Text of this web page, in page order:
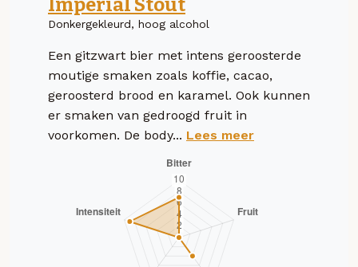
Imperial Stout
Donkergekleurd, hoog alcohol
Een gitzwart bier met intens geroosterde
moutige smaken zoals koffie, cacao,
geroosterd brood en karamel. Ook kunnen
er smaken van gedroogd fruit in
voorkomen. De body... Lees meer